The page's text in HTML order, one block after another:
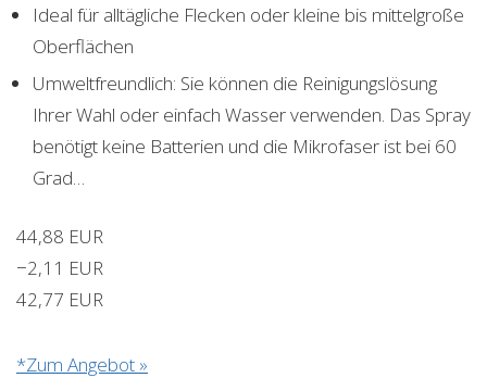
Ideal für alltägliche Flecken oder kleine bis mittelgroße
Oberflächen
Umweltfreundlich: Sie können die Reinigungslösung
Ihrer Wahl oder einfach Wasser verwenden. Das Spray
benötigt keine Batterien und die Mikrofaser ist bei 60
Grad…
44,88 EUR
−2,11 EUR
42,77 EUR
*Zum Angebot »